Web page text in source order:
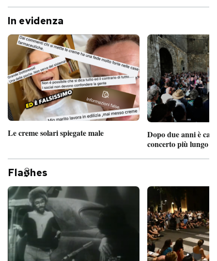
In evidenza
Le creme solari spiegate male
Dopo due anni è
concerto più lungo
Fla hes